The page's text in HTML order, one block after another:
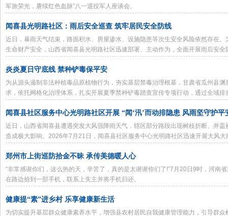
军旅荣光，赓续红色血脉”八一退役军人座谈会。
闻喜县光明路社区：雨后安全巡查 筑牢居民安全防线
近日，暴雨天气结束，路面积水、房屋渗水、设施隐患等次生安全风险依然存在
生命财产安全，山西省闻喜县光明路社区迅速部署、主动作为，全面开展雨后安全
炎炎夏日守底线 禁种铲毒保平安
为从源头遏制非法种植毒品原植物行为，夯实基层禁毒治理根基，甘肃省瓜州县
求，依托网格化治理体系，扎实开展夏季禁种铲毒踏查宣传专项行动，通过全域
闻喜县社区服务中心光明路社区开展 “闻‘汛’而动排隐患 风雨坚守护平
近日，山西省闻喜县遭遇突发大风强降雨天气，辖区部分路段出现树枝折断、井
造成极大影响。2026年7月21日，闻喜县社区服务中心光明路社区迅速开展大风
郑州市上街巡防拾金不昧 承传美德暖人心
“非常感谢你们，这么热的天，辛苦了，真的是太谢谢你们了!”7月20日9时，河南
在路边拾到一部手机，联系上失主并将手机归还。
健康提“素”进乡村 乐享健康新生活
为切实提升基层群众健康素养水平，增强县农村居民自我健康管理能力，引导群众